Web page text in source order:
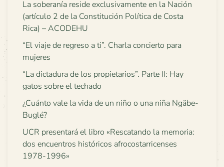
La soberanía reside exclusivamente en la Nación
(artículo 2 de la Constitución Política de Costa
Rica) – ACODEHU
“El viaje de regreso a ti”. Charla concierto para
mujeres
“La dictadura de los propietarios”. Parte II: Hay
gatos sobre el techado
¿Cuánto vale la vida de un niño o una niña Ngäbe-
Buglé?
UCR presentará el libro «Rescatando la memoria:
dos encuentros históricos afrocostarricenses
1978-1996»